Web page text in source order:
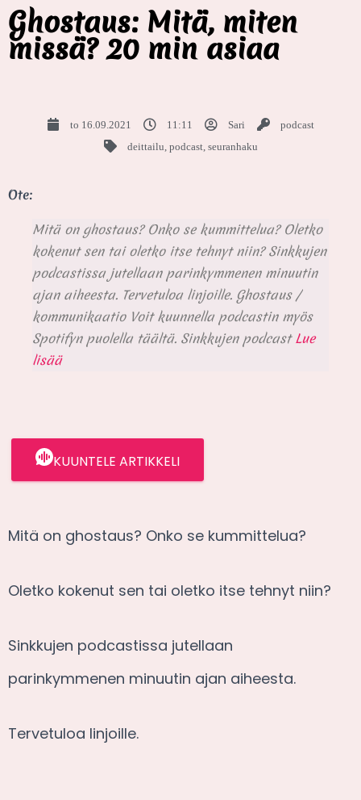
Ghostaus: Mitä, miten
missä? 20 min asiaa
to 16.09.2021 11:11 Sari
podcast
deittailu podcast, seuranhaku
Ote:
Mitä on ghostaus? Onko se kummittelua? Oletko
kokenut sen tai oletko itse tehnyt niin? Sinkkujen
podcastissa jutellaan parinkymmenen minuutin
ajan aiheesta. Tervetuloa linjoille. Ghostaus /
kommunikaatio Voit kuunnella podcastin myös
Spotifyn puolella täältä. Sinkkujen podcastLue
lisää
KUUNTELE ARTIKKELI
Mitä on ghostaus? Onko se kummittelua?
Oletko kokenut sen tai oletko itse tehnyt niin?
Sinkkujen podcastissa jutellaan
parinkymmenen minuutin ajan aiheesta.
Tervetuloa linjoille.